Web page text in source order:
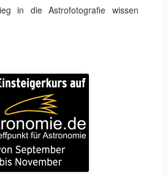
in die Astrofotografie wissen